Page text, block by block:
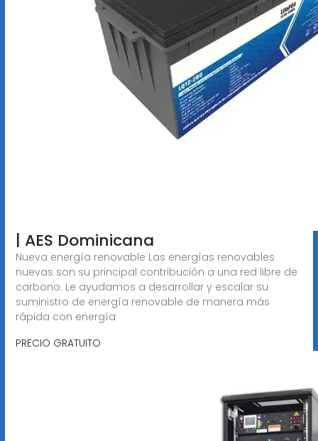
| AES Dominicana
Nueva energía renovable Las energías renovables
nuevas son su principal contribución a una red libre de
carbono. Le ayudamos a desarrollar y escalar su
suministro de energía renovable de manera más
rápida con energía
PRECIO GRATUITO